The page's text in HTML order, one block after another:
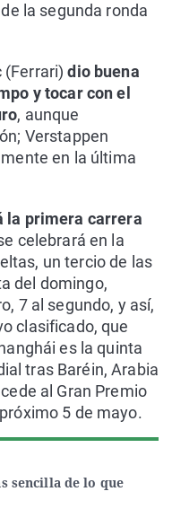
sencilla de lo que
la segunda ronda
(Ferrari)dio buena
y tocar con el
, aunque
Verstappen
en la última
la primera carrera
celebrará en la
un tercio de las
del domingo,
7 al segundo, y así,
clasificado, que
es la quinta
tras Baréin, Arabia
al Gran Premio
5 de mayo.